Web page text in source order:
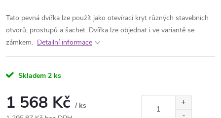
Tato pevná dvířka lze použít jako otevírací kryt různých stavebních
otvorů, prostupů a šachet. Dvířka lze objednat i ve variantě se
zámkem. Detailní informace
Skladem 2 ks
1 568 Kč / ks